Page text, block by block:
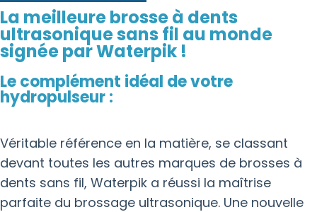
La meilleure brosse à dents
ultrasonique sans fil au monde
signée par Waterpik !
Le complément idéal de votre
hydropulseur :
Véritable référence en la matière, se classant
devant toutes les autres marques de brosses à
dents sans fil, Waterpik a réussi la maîtrise
parfaite du brossage ultrasonique. Une nouvelle